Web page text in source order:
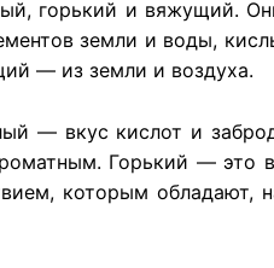
горький и вяжущий.
земли и воды,
— из земли и воздуха.
— вкус кислот и
Горький — это
которым